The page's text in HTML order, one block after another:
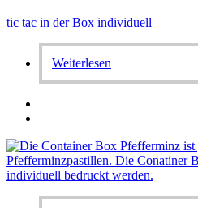
tic tac in der Box individuell
Weiterlesen